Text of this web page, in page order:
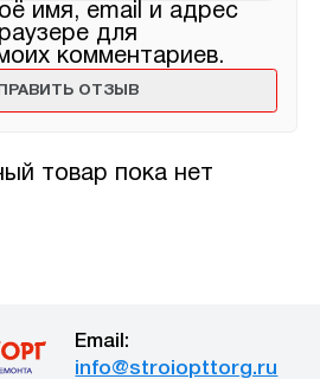
товар пока нет
имя, email и адрес
для
комментариев.
Email:
info@stroiopttorg.ru